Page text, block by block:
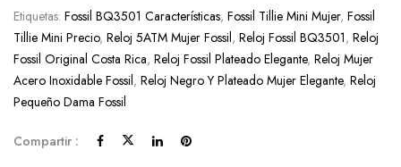
Etiquetas: Fossil BQ3501 Características, Fossil Tillie Mini Mujer, Fossil
Tillie Mini Precio, Reloj 5ATM Mujer Fossil, Reloj Fossil BQ3501, Reloj
Fossil Original Costa Rica, Reloj Fossil Plateado Elegante, Reloj Mujer
Acero Inoxidable Fossil, Reloj Negro Y Plateado Mujer Elegante, Reloj
Pequeño Dama Fossil
Compartir :